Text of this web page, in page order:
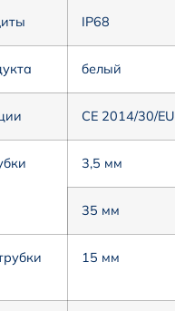
IP68
белый
CE 2014/30/EU
3,5 мм
35 мм
15 мм